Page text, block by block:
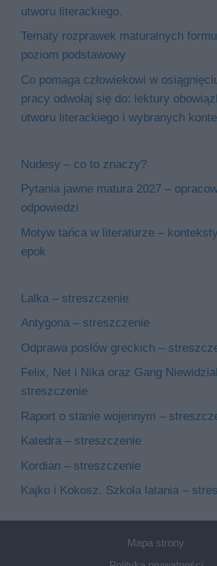
utworu literackiego.
Tematy rozprawek maturalnych
poziom podstawowy
Co pomaga człowiekowi w
pracy odwołaj się do: lektury
utworu literackiego i wybranych
Nudesy – co to znaczy?
Pytania jawne matura 2027 –
odpowiedzi
Motyw tańca w literaturze –
epok
Lalka – streszczenie
Antygona – streszczenie
Odprawa posłów greckich –
Felix, Net i Nika oraz Gang
streszczenie
Raport o stanie wojennym –
Katedra – streszczenie
Kordian – streszczenie
Kajko i Kokosz. Szkoła latania –
Mapa strony